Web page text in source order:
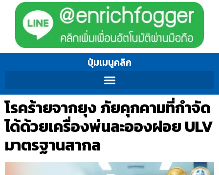
ปุ่มเมนูคลิก
โรคร้ายจากยุง ภัยคุกคามที่กำจัด
ได้ด้วยเครื่องพ่นละอองฝอย ULV
มาตรฐานสากล